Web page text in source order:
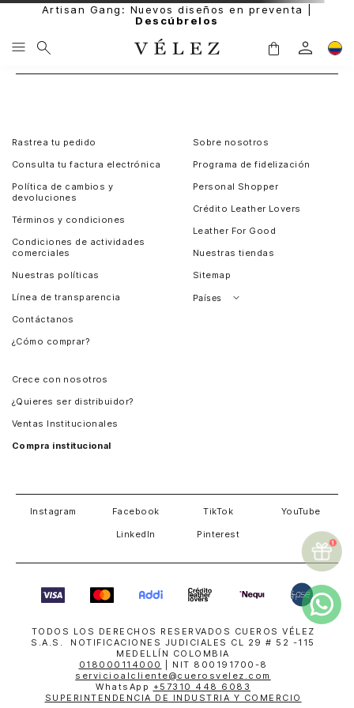
Artisan Gang: Nuevos diseños en preventa |
Descúbrelos
Rastrea tu pedido
Consulta tu factura electrónica
Política de cambios y
devoluciones
Términos y condiciones
Condiciones de actividades
comerciales
Nuestras políticas
Línea de transparencia
Contáctanos
¿Cómo comprar?
Sobre nosotros
Programa de fidelización
Personal Shopper
Crédito Leather Lovers
Leather For Good
Nuestras tiendas
Sitemap
Países
Crece con nosotros
¿Quieres ser distribuidor?
Ventas Institucionales
Compra institucional
Instagram Facebook TikTok YouTube
LinkedIn Pinterest
TODOS LOS DERECHOS RESERVADOS CUEROS VÉLEZ
S.A.S. NOTIFICACIONES JUDICIALES CL 29 # 52 -115
MEDELLÍN COLOMBIA
018000114000
| NIT 800191700-8
servicioalcliente@cuerosvelez.com
WhatsApp +57310 448 6083
SUPERINTENDENCIA DE INDUSTRIA Y COMERCIO